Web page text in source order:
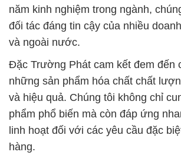
năm kinh nghiệm trong ngành,
đối tác đáng tin cậy của nhiều
và ngoài nước.
Đặc Trường Phát cam kết đem đến
những sản phẩm hóa chất chất
và hiệu quả. Chúng tôi không chỉ
phẩm phổ biến mà còn đáp ứng
linh hoạt đối với các yêu cầu đặc
hàng.